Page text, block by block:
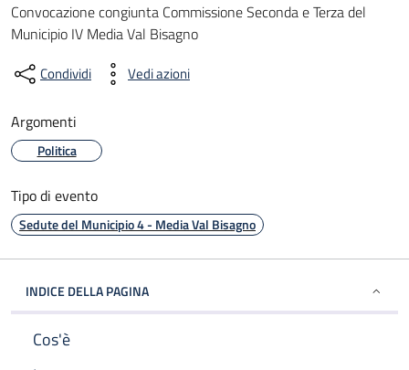
Convocazione congiunta Commissione Seconda e Terza del
Municipio IV Media Val Bisagno
Condividi Vedi azioni
Argomenti
Politica
Tipo di evento
Sedute del Municipio 4 - Media Val Bisagno
INDICE DELLA PAGINA
Cos'è